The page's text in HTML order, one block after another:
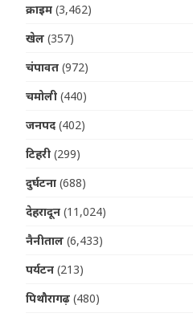
क्राइम (3,462)
खेल (357)
चंपावत (972)
चमोली (440)
जनपद (402)
टिहरी (299)
दुर्घटना (688)
देहरादून (11,024)
नैनीताल (6,433)
पर्यटन (213)
पिथौरागढ़ (480)